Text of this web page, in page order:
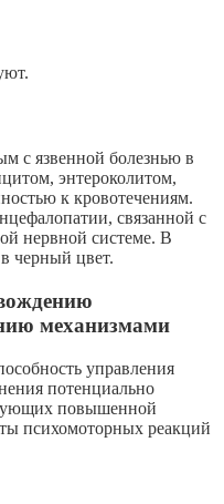
с язвенной болезнью в
энтероколитом,
к кровотечениям.
связанной с
нервной системе. В
черный цвет.
механизмами
управления
потенциально
повышенной
психомоторных реакций